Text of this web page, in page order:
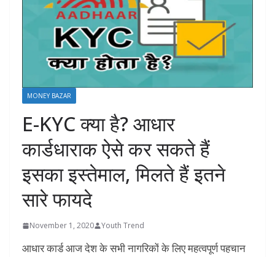
MONEY BAZAR
E-KYC क्या है? आधार
कार्डधाराक ऐसे कर सकते हैं
इसका इस्तेमाल, मिलते हैं इतने
सारे फायदे
November 1, 2020 Youth Trend
आधार कार्ड आज देश के सभी नागरिकों के लिए महत्वपूर्ण पहचान